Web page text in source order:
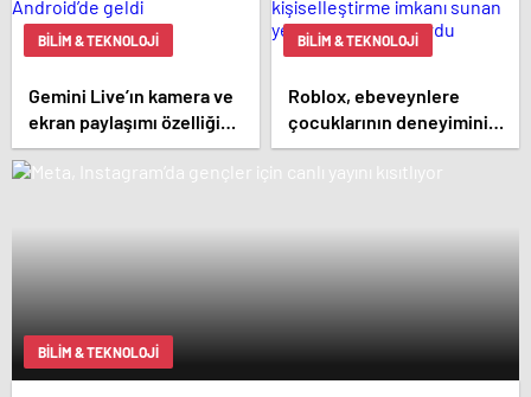
BILIM & TEKNOLOJI
Gemini Live’ın kamera ve
ekran paylaşımı özelliği
Android’de geldi
BILIM & TEKNOLOJI
Roblox, ebeveynlere
çocuklarının deneyimini
kişiselleştirme imkanı
sunan yeni araçlarını
BILIM & TEKNOLOJI